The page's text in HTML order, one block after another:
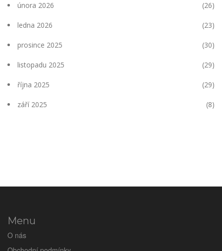
února 2026 (26)
ledna 2026 (23)
prosince 2025 (30)
listopadu 2025 (29)
října 2025 (29)
září 2025 (8)
Menu
O nás